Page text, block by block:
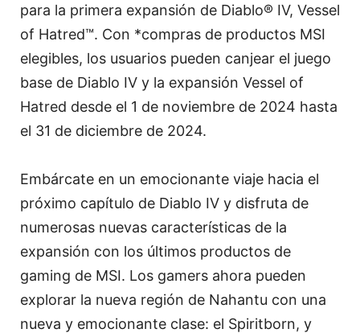
para la primera expansión de Diablo® IV, Vessel
of Hatred™. Con *compras de productos MSI
elegibles, los usuarios pueden canjear el juego
base de Diablo IV y la expansión Vessel of
Hatred desde el 1 de noviembre de 2024 hasta
el 31 de diciembre de 2024.
Embárcate en un emocionante viaje hacia el
próximo capítulo de Diablo IV y disfruta de
numerosas nuevas características de la
expansión con los últimos productos de
gaming de MSI. Los gamers ahora pueden
explorar la nueva región de Nahantu con una
nueva y emocionante clase: el Spiritborn, y